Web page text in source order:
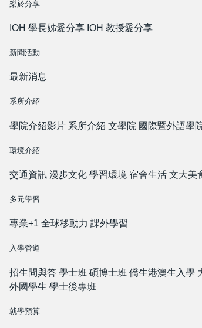
樂於分享
IOH 學長姊愛分享 IOH 教授愛分享
新聞活動
最新消息
系所介紹
學院介紹影片 系所介紹 文學院 國際暨外語學
環境介紹
交通資訊 漫步文化 學習環境 宿舍生活 文大美
多元學習
專業+1 全球移動力 課外學習
入學管道
招生問與答 學士班 碩博士班 僑生港澳生入學
外國學生 學士後專班
就學預算